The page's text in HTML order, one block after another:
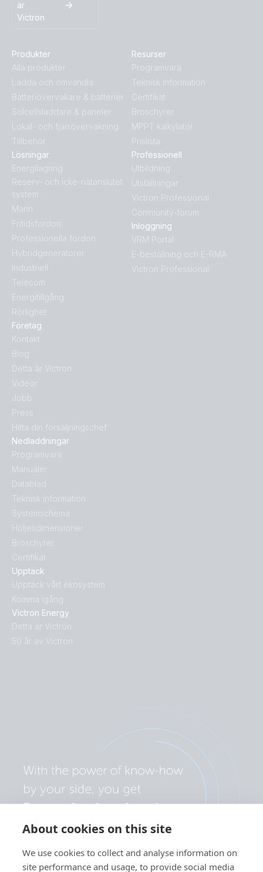
About cookies on this site
We use cookies to collect and analyse information on
site performance and usage, to provide social media
är
Victron
Produkter
Alla produkter
Ladda och omvandla
Batteriövervakare & batterier
Solcellsladdare & paneler
Lokal- och fjärrövervakning
Tillbehör
Upptäck
Upptäck vårt ekosystem
Komma igång
Victron Energy
Detta är Victron
50 år av Victron
Nedladdningar
Programvara
Manualer
Datablad
Teknisk information
Systemschema
Höljesdimensioner
Broschyrer
Certifikat
Lösningar
Energilagring
Reserv- och icke-nätanslutet
system
Marin
Fritidsfordon
Professionella fordon
Hybridgeneratorer
Industriell
Telecom
Energitillgång
Rörlighet
Företag
Kontakt
Blog
Detta är Victron
Videor
Jobb
Press
Hitta din försäljningschef
Resurser
Programvara
Teknisk information
Certifikat
Broschyrer
MPPT kalkylator
Prislista
Professionell
Utbildning
Utställningar
Victron Professional
Community-forum
Inloggning
VRM Portal
E-beställning och E-RMA
Victron Professional